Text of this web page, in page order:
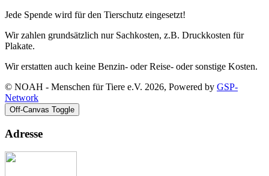
Jede Spende wird für den Tierschutz eingesetzt!
Wir zahlen grundsätzlich nur Sachkosten, z.B. Druckkosten für
Plakate.
Wir erstatten auch keine Benzin- oder Reise- oder sonstige Kosten.
© NOAH - Menschen für Tiere e.V. 2026, Powered by GSP-
Network
Off-Canvas Toggle
Adresse